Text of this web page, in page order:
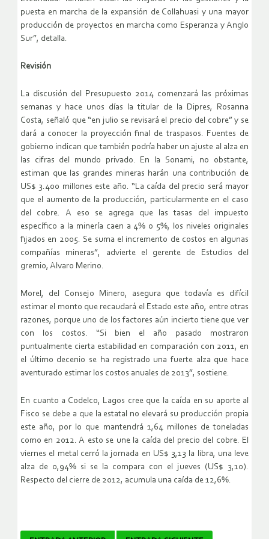
puesta en marcha de la expansión de Collahuasi y una mayor
producción de proyectos en marcha como Esperanza y Anglo
Sur”, detalla.
Revisión
La discusión del Presupuesto 2014 comenzará las próximas
semanas y hace unos días la titular de la Dipres, Rosanna
Costa, señaló que “en julio se revisará el precio del cobre” y se
dará a conocer la proyección final de traspasos. Fuentes de
gobierno indican que también podría haber un ajuste al alza en
las cifras del mundo privado. En la Sonami, no obstante,
estiman que las grandes mineras harán una contribución de
US$ 3.400 millones este año. “La caída del precio será mayor
que el aumento de la producción, particularmente en el caso
del cobre. A eso se agrega que las tasas del impuesto
específico a la minería caen a 4% o 5%, los niveles originales
fijados en 2005. Se suma el incremento de costos en algunas
compañías mineras”, advierte el gerente de Estudios del
gremio, Alvaro Merino.
Morel, del Consejo Minero, asegura que todavía es difícil
estimar el monto que recaudará el Estado este año, entre otras
razones, porque uno de los factores aún incierto tiene que ver
con los costos. “Si bien el año pasado mostraron
puntualmente cierta estabilidad en comparación con 2011, en
el último decenio se ha registrado una fuerte alza que hace
aventurado estimar los costos anuales de 2013”, sostiene.
En cuanto a Codelco, Lagos cree que la caída en su aporte al
Fisco se debe a que la estatal no elevará su producción propia
este año, por lo que mantendrá 1,64 millones de toneladas
como en 2012. A esto se une la caída del precio del cobre. El
viernes el metal cerró la jornada en US$ 3,13 la libra, una leve
alza de 0,94% si se la compara con el jueves (US$ 3,10).
Respecto del cierre de 2012, acumula una caída de 12,6%.